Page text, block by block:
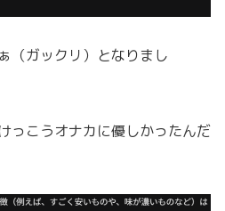
（ガックリ）となりまし
っこうオナカに優しかったんだ